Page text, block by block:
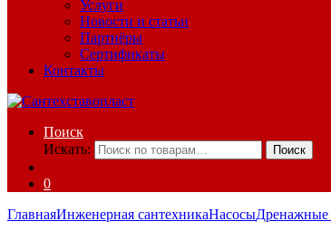
Услуги
Новости и статьи
Партнёры
Сертификаты
Контакты
Поиск
Искать:
Поиск
0
ГлавнаяИнженерная сантехникаНасосыДренажные